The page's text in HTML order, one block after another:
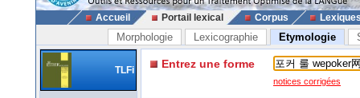
Accueil Portail lexical Corpus
Morphologie Lexicographie Etymologie
TLFi Entrez une forme
notices corrigées